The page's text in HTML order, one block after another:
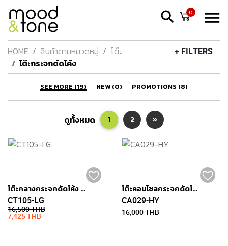
0
HOME สินค้าตามหมวดหมู่
โต๊ะ
โต๊ะกระจกดัดโค้ง
+ FILTERS
SEE MORE (19) NEW (0) PROMOTIONS (8)
ดูทั้งหมด 1 2 »
โต๊ะกลางกระจกดัดโค้ง - VIDA (สินค้ามีตำหนิ)
CT105-LG
16,500 THB
7,425 THB
โต๊ะคอนโซลกระจกดัดโค้งสีดำขนาด 110 ซม. x 40 ซม. - ALLEN
CA029-HY
16,000 THB